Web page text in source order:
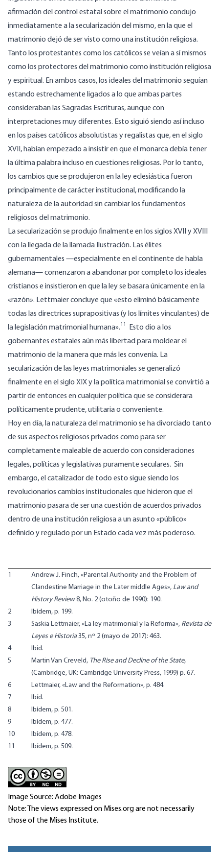
afirmación del control estatal sobre el matrimonio condujo
inmediatamente a la secularización del mismo, en la que el
matrimonio dejó de ser visto como una institución religiosa.
Tanto los protestantes como los católicos se veían a sí mismos
como los protectores del matrimonio como institución religiosa
y espiritual. En ambos casos, los ideales del matrimonio seguían
estando estrechamente ligados a lo que ambas partes
consideraban las Sagradas Escrituras, aunque con
interpretaciones muy diferentes. Esto siguió siendo así incluso
en los países católicos absolutistas y regalistas que, en el siglo
XVII, habían empezado a insistir en que el monarca debía tener
la última palabra incluso en cuestiones religiosas. Por lo tanto,
los cambios que se produjeron en la ley eclesiástica fueron
principalmente de carácter institucional, modificando la
naturaleza de la autoridad sin cambiar los fundamentos
religiosos del matrimonio.
La secularización se produjo finalmente en los siglos XVII y XVIII
con la llegada de la llamada Ilustración. Las élites
gubernamentales —especialmente en el continente de habla
alemana— comenzaron a abandonar por completo los ideales
cristianos e insistieron en que la ley se basara únicamente en la
«razón». Lettmaier concluye que «esto eliminó básicamente
todas las directrices suprapositivas (y los límites vinculantes) de
la legislación matrimonial humana».11
Esto dio a los
gobernantes estatales aún más libertad para moldear el
matrimonio de la manera que más les convenía. La
secularización de las leyes matrimoniales se generalizó
finalmente en el siglo XIX y la política matrimonial se convirtió a
partir de entonces en cualquier política que se considerara
políticamente prudente, utilitaria o conveniente.
Hoy en día, la naturaleza del matrimonio se ha divorciado tanto
de sus aspectos religiosos privados como para ser
completamente maleable de acuerdo con consideraciones
legales, políticas y legislativas puramente seculares. Sin
embargo, el catalizador de todo esto sigue siendo los
revolucionarios cambios institucionales que hicieron que el
matrimonio pasara de ser una cuestión de acuerdos privados
dentro de una institución religiosa a un asunto «público»
definido y regulado por un Estado cada vez más poderoso.
1
Andrew J. Finch, «Parental Authority and the Problem of
Clandestine Marriage in the Later middle Ages», Law and
History Review8, No. 2 (otoño de 1990): 190.
2
Ibídem, p. 199.
3
Saskia Lettmaier, «La ley matrimonial y la Reforma», Revista de
Leyes e Historia 35, nº 2 (mayo de 2017): 463.
4
Ibid.
5
Martin Van Creveld, The Rise and Decline of the State,
(Cambridge, UK: Cambridge University Press, 1999) p. 67.
6
Lettmaier, «Law and the Reformation», p. 484.
7
Ibíd.
8
Ibídem, p. 501.
9
Ibídem, p. 477.
10
Ibídem, p. 478.
11
Ibídem, p. 509.
Image Source: Adobe Images
Note: The views expressed on Mises.org are not necessarily
those of the Mises Institute.